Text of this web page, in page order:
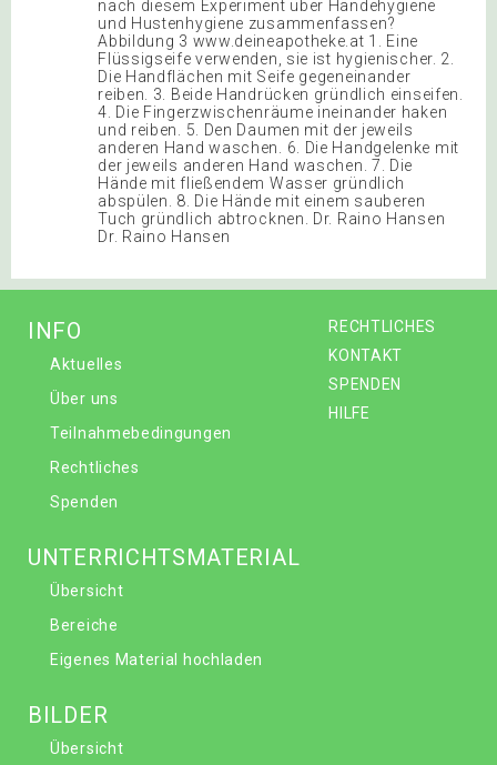
nach diesem Experiment über Händehygiene
und Hustenhygiene zusammenfassen?
Abbildung 3 www.deineapotheke.at 1. Eine
Flüssigseife verwenden, sie ist hygienischer. 2.
Die Handflächen mit Seife gegeneinander
reiben. 3. Beide Handrücken gründlich einseifen.
4. Die Fingerzwischenräume ineinander haken
und reiben. 5. Den Daumen mit der jeweils
anderen Hand waschen. 6. Die Handgelenke mit
der jeweils anderen Hand waschen. 7. Die
Hände mit fließendem Wasser gründlich
abspülen. 8. Die Hände mit einem sauberen
Tuch gründlich abtrocknen. Dr. Raino Hansen
Dr. Raino Hansen
RECHTLICHES
KONTAKT
SPENDEN
HILFE
INFO
Aktuelles
Über uns
Teilnahmebedingungen
Rechtliches
Spenden
UNTERRICHTSMATERIAL
Übersicht
Bereiche
Eigenes Material hochladen
BILDER
Übersicht